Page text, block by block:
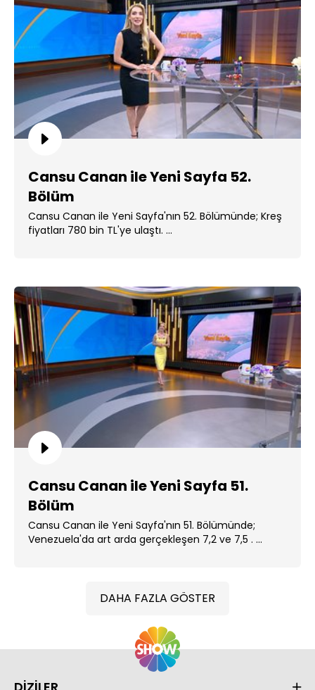
Cansu Canan ile Yeni Sayfa 52.
Bölüm
Cansu Canan ile Yeni Sayfa'nın 52. Bölümünde; Kreş
fiyatları 780 bin TL'ye ulaştı. ...
Cansu Canan ile Yeni Sayfa 51.
Bölüm
Cansu Canan ile Yeni Sayfa'nın 51. Bölümünde;
Venezuela'da art arda gerçekleşen 7,2 ve 7,5 . ...
DAHA FAZLA GÖSTER